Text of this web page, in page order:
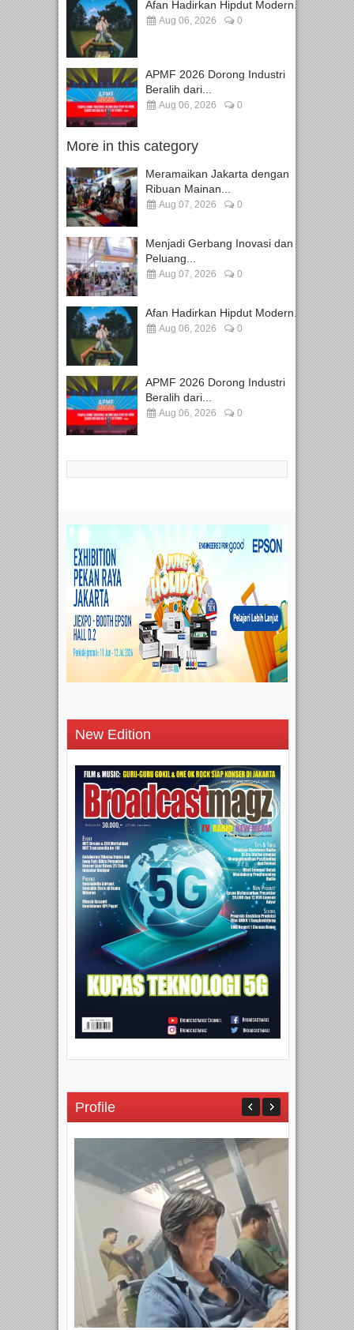
Afan Hadirkan Hipdut Modern...
Aug 06, 2026 0
APMF 2026 Dorong Industri
Beralih dari...
Aug 06, 2026 0
More in this category
Meramaikan Jakarta dengan
Ribuan Mainan...
Aug 07, 2026 0
Menjadi Gerbang Inovasi dan
Peluang...
Aug 07, 2026 0
Afan Hadirkan Hipdut Modern...
Aug 06, 2026 0
APMF 2026 Dorong Industri
Beralih dari...
Aug 06, 2026 0
New Edition
Profile